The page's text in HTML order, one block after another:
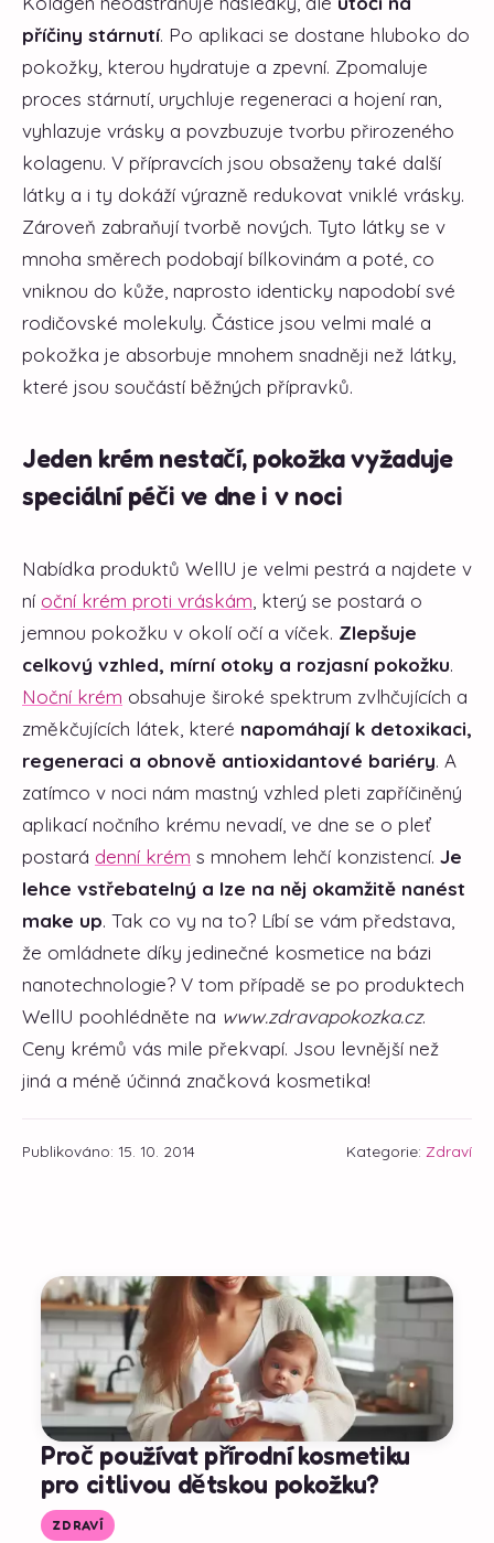
příčiny stárnutí. Po aplikaci se dostane hluboko do
pokožky, kterou hydratuje a zpevní. Zpomaluje
proces stárnutí, urychluje regeneraci a hojení ran,
vyhlazuje vrásky a povzbuzuje tvorbu přirozeného
kolagenu. V přípravcích jsou obsaženy také další
látky a i ty dokáží výrazně redukovat vniklé vrásky.
Zároveň zabraňují tvorbě nových. Tyto látky se v
mnoha směrech podobají bílkovinám a poté, co
vniknou do kůže, naprosto identicky napodobí své
rodičovské molekuly. Částice jsou velmi malé a
pokožka je absorbuje mnohem snadněji než látky,
které jsou součástí běžných přípravků.
Jeden krém nestačí, pokožka vyžaduje
speciální péči ve dne i v noci
Nabídka produktů WellU je velmi pestrá a najdete v
ní oční krém proti vráskám, který se postará o
jemnou pokožku v okolí očí a víček. Zlepšuje
celkový vzhled, mírní otoky a rozjasní pokožku.
Noční krém obsahuje široké spektrum zvlhčujících a
změkčujících látek, které napomáhají k detoxikaci,
regeneraci a obnově antioxidantové bariéry. A
zatímco v noci nám mastný vzhled pleti zapříčiněný
aplikací nočního krému nevadí, ve dne se o pleť
postará denní krém s mnohem lehčí konzistencí. Je
lehce vstřebatelný a lze na něj okamžitě nanést
make up. Tak co vy na to? Líbí se vám představa,
že omládnete díky jedinečné kosmetice na bázi
nanotechnologie? V tom případě se po produktech
WellU poohlédněte na www.zdravapokozka.cz.
Ceny krémů vás mile překvapí. Jsou levnější než
jiná a méně účinná značková kosmetika!
Publikováno: 15. 10. 2014 Kategorie: Zdraví
Proč používat přírodní kosmetiku
pro citlivou dětskou pokožku?
ZDRAVÍ